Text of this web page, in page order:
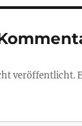
veröffentlicht.